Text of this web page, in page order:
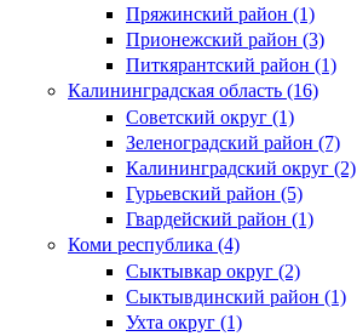
Пряжинский район (1)
Прионежский район (3)
Питкярантский район (1)
Калининградская область (16)
Советский округ (1)
Зеленоградский район (7)
Калининградский округ (2)
Гурьевский район (5)
Гвардейский район (1)
Коми республика (4)
Сыктывкар округ (2)
Сыктывдинский район (1)
Ухта округ (1)